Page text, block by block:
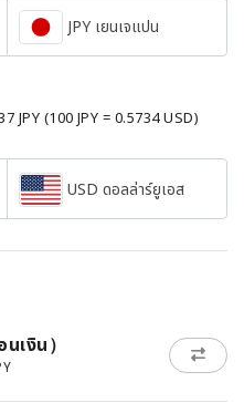
JPY เยนเจแปน
JPY(100 JPY = 0.5734 USD)
USD ดอลล่าร์ยูเอส
เงิน）